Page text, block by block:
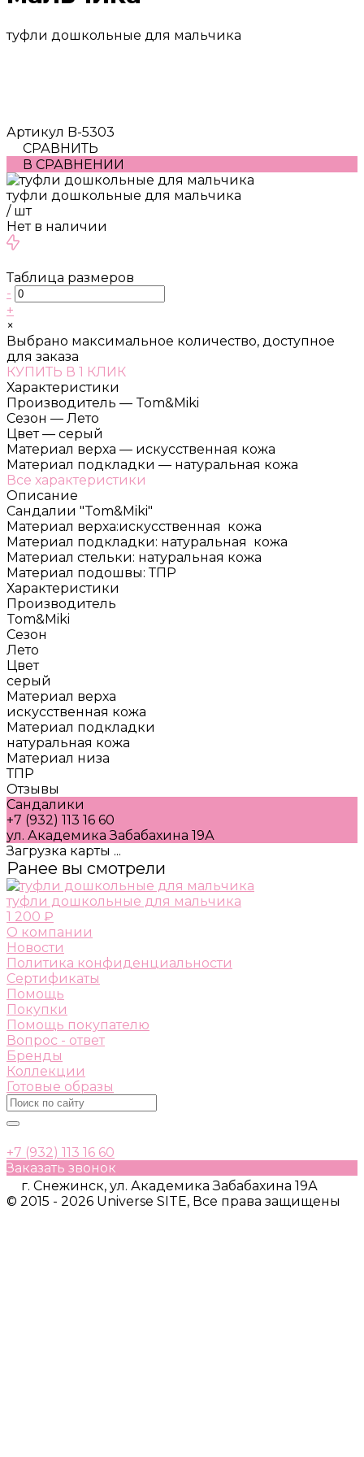
туфли дошкольные для мальчика
Артикул B-5303
СРАВНИТЬ
В СРАВНЕНИИ
туфли дошкольные для мальчика
/ шт
Нет в наличии
Таблица размеров
-
+
×
Выбрано максимальное количество, доступное
для заказа
КУПИТЬ В 1 КЛИК
Характеристики
Производитель — Tom&Miki
Сезон — Лето
Цвет — серый
Материал верха — искусственная кожа
Материал подкладки — натуральная кожа
Все характеристики
Описание
Сандалии "Tom&Miki"
Материал верха:искусственная кожа
Материал подкладки: натуральная кожа
Материал стельки: натуральная кожа
Материал подошвы: ТПР
Характеристики
Производитель
Tom&Miki
Сезон
Лето
Цвет
серый
Материал верха
искусственная кожа
Материал подкладки
натуральная кожа
Материал низа
ТПР
Отзывы
Сандалики
+7 (932) 113 16 60
ул. Академика Забабахина 19А
Загрузка карты ...
Ранее вы смотрели
туфли дошкольные для мальчика
1 200 ₽
О компании
Новости
Политика конфиденциальности
Сертификаты
Помощь
Покупки
Помощь покупателю
Вопрос - ответ
Бренды
Коллекции
Готовые образы
+7 (932) 113 16 60
Заказать звонок
г. Снежинск, ул. Академика Забабахина 19А
© 2015 - 2026 Universe SITE, Все права защищены